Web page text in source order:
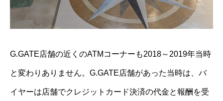
G.GATE店舗の近くのATMコーナーも2018～2019年当時
と変わりありません。G.GATE店舗があった当時は、バ
イヤーは店舗でクレジットカード決済の代金と報酬を受